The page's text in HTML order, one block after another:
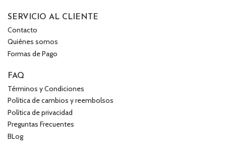
SERVICIO AL CLIENTE
Contacto
Quiénes somos
Formas de Pago
FAQ
Términos y Condiciones
Política de cambios y reembolsos
Política de privacidad
Preguntas Frecuentes
BLog